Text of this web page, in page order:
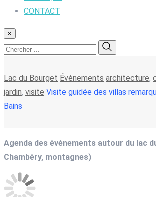
CONTACT
×
Lac du Bourget Événements architecture,
jardin, visite Visite guidée des villas
Bains
Agenda des événements autour du lac
Chambéry, montagnes)